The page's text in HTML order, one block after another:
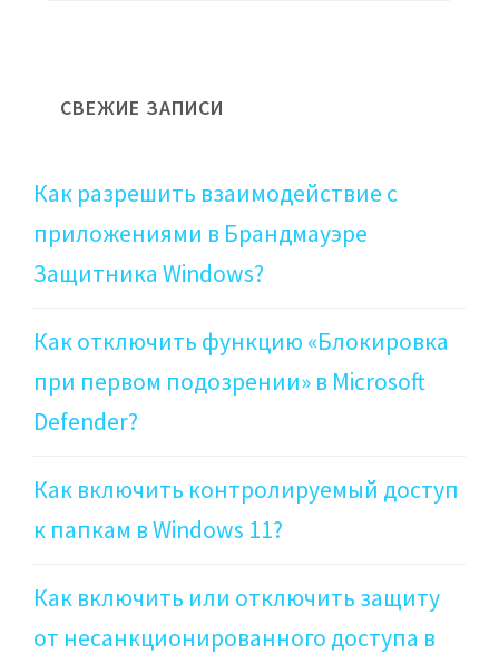
СВЕЖИЕ ЗАПИСИ
Как разрешить взаимодействие с
приложениями в Брандмауэре
Защитника Windows?
Как отключить функцию «Блокировка
при первом подозрении» в Microsoft
Defender?
Как включить контролируемый доступ
к папкам в Windows 11?
Как включить или отключить защиту
от несанкционированного доступа в